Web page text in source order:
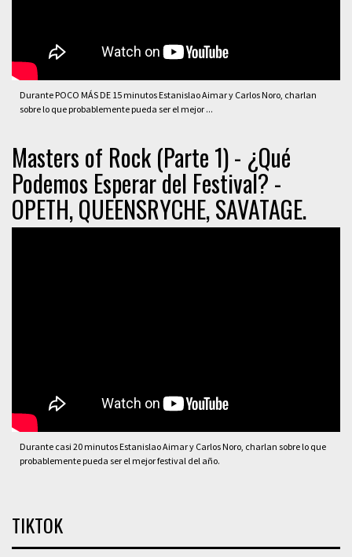
Durante POCO MÁS DE 15 minutos Estanislao Aimar y Carlos Noro, charlan
sobre lo que probablemente pueda ser el mejor ...
Masters of Rock (Parte 1) - ¿Qué
Podemos Esperar del Festival? -
OPETH, QUEENSRYCHE, SAVATAGE.
Durante casi 20 minutos Estanislao Aimar y Carlos Noro, charlan sobre lo que
probablemente pueda ser el mejor festival del año.
TIKTOK